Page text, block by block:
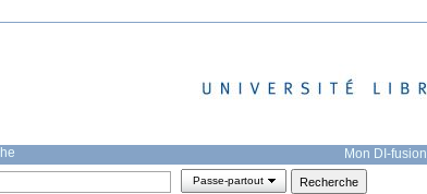
Mon DI-fusion
Passe-partout